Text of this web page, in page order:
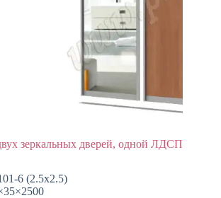
зеркальных дверей, одной ЛДСП
6 (2.5х2.5)